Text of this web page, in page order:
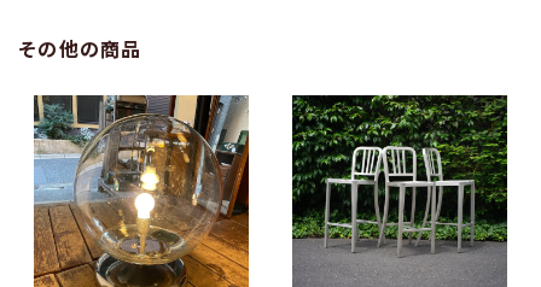
その他の商品